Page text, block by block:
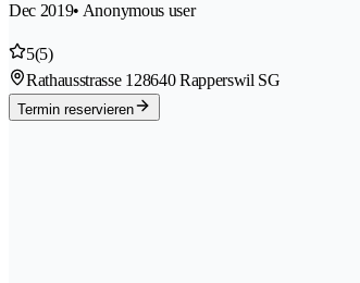
Dec 2019• Anonymous user
5(5)
Rathausstrasse 128640 Rapperswil SG
Termin reservieren